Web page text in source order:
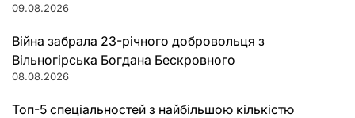
09.08.2026
Війна забрала 23-річного добровольця з
Вільногірська Богдана Бескровного
08.08.2026
Топ-5 спеціальностей з найбільшою кількістю